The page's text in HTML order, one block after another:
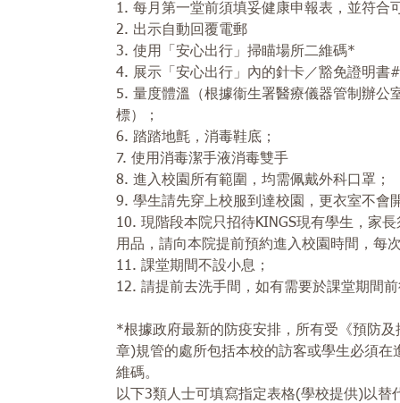
1. 每月第一堂前須填妥健康申報表，並符
2. 出示自動回覆電郵
3. 使用「安心出行」掃瞄場所二維碼*
4. 展示「安心出行」內的針卡／豁免證明書#
5. 量度體溫（根據衞生署醫療儀器管制辦公
標）；
6. 踏踏地氈，消毒鞋底；
7. 使用消毒潔手液消毒雙手
8. 進入校園所有範圍，均需佩戴外科口罩；
9. 學生請先穿上校服到達校園，更衣室不會
10. 現階段本院只招待KINGS現有學生，家
用品，請向本院提前預約進入校園時間，每
11. 課堂期間不設小息；
12. 請提前去洗手間，如有需要於課堂期間
*根據政府最新的防疫安排，所有受《預防
章)規管的處所包括本校的訪客或學生必須
維碼。
以下3類人士可填寫指定表格(學校提供)以替